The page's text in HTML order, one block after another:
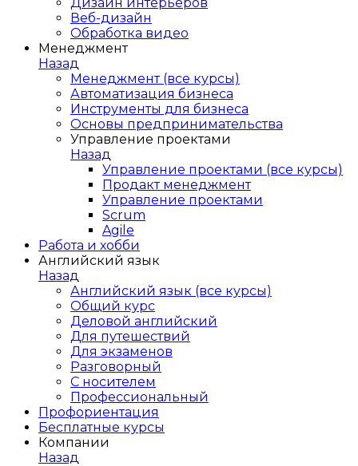
Веб-дизайн
Обработка видео
Менеджмент
Назад
Менеджмент (все курсы)
Автоматизация бизнеса
Инструменты для бизнеса
Основы предпринимательства
Управление проектами
Назад
Управление проектами (все курсы)
Продакт менеджмент
Управление проектами
Scrum
Agile
Работа и хобби
Английский язык
Назад
Английский язык (все курсы)
Общий курс
Деловой английский
Для путешествий
Для экзаменов
Разговорный
С носителем
Профессиональный
Профориентация
Бесплатные курсы
Компании
Назад